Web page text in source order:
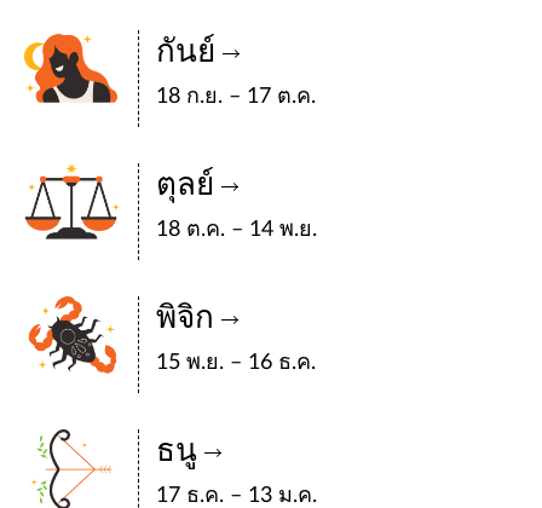
กันย์
18 ก.ย. – 17 ต.ค.
ตุลย์
18 ต.ค. – 14 พ.ย.
พิจิก
15 พ.ย. – 16 ธ.ค.
ธนู
17 ธ.ค. – 13 ม.ค.